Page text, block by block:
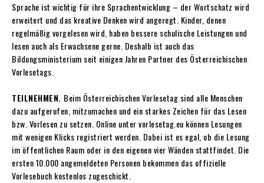
Sprache ist wichtig für ihre Sprachentwicklung – der Wortschatz wird
erweitert und das kreative Denken wird angeregt. Kinder, denen
regelmäßig vorgelesen wird, haben bessere schulische Leistungen und
lesen auch als Erwachsene gerne. Deshalb ist auch das
Bildungsministerium seit einigen Jahren Partner des Österreichischen
Vorlesetags.
TEILNEHMEN. Beim Österreichischen Vorlesetag sind alle Menschen
dazu aufgerufen, mitzumachen und ein starkes Zeichen für das Lesen
bzw. Vorlesen zu setzen. Online unter vorlesetag.eu können Lesungen
mit wenigen Klicks registriert werden. Dabei ist es egal, ob die Lesung
im öffentlichen Raum oder in den eigenen vier Wänden stattfindet. Die
ersten 10.000 angemeldeten Personen bekommen das offizielle
Vorlesebuch kostenlos zugeschickt.